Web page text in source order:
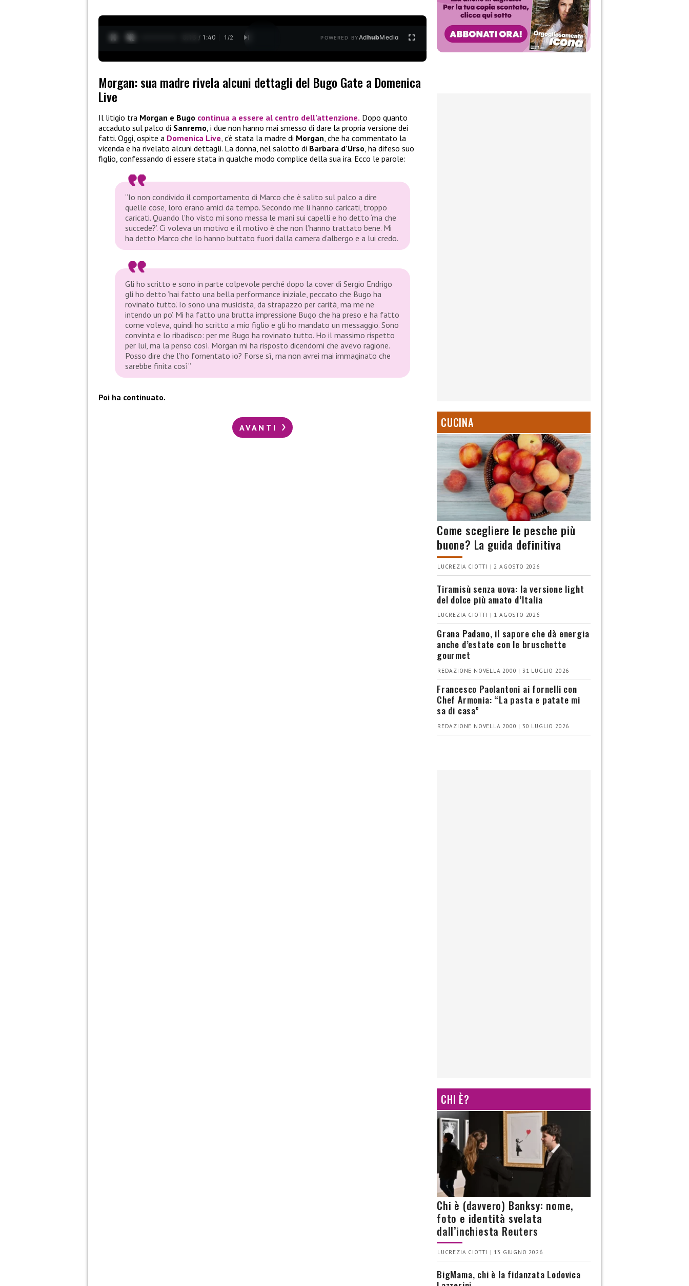
0:14 / 1:40 1 /2 POWERED BYAdhubMedia
Morgan: sua madre rivela alcuni dettagli del Bugo Gate a Domenica
Live
Il litigio tra Morgan e Bugo continua a essere al centro dell’attenzione. Dopo quanto
accaduto sul palco di Sanremo, i due non hanno mai smesso di dare la propria versione dei
fatti. Oggi, ospite a Domenica Live, c’è stata la madre di Morgan, che ha commentato la
vicenda e ha rivelato alcuni dettagli. La donna, nel salotto di Barbara d’Urso, ha difeso suo
figlio, confessando di essere stata in qualche modo complice della sua ira. Ecco le parole:
“Io non condivido il comportamento di Marco che è salito sul palco a dire
quelle cose, loro erano amici da tempo. Secondo me li hanno caricati, troppo
caricati. Quando l’ho visto mi sono messa le mani sui capelli e ho detto ‘ma che
succede?’. Ci voleva un motivo e il motivo è che non l’hanno trattato bene. Mi
ha detto Marco che lo hanno buttato fuori dalla camera d’albergo e a lui credo.
Gli ho scritto e sono in parte colpevole perché dopo la cover di Sergio Endrigo
gli ho detto ‘hai fatto una bella performance iniziale, peccato che Bugo ha
rovinato tutto’. Io sono una musicista, da strapazzo per carità, ma me ne
intendo un po’. Mi ha fatto una brutta impressione Bugo che ha preso e ha fatto
come voleva, quindi ho scritto a mio figlio e gli ho mandato un messaggio. Sono
convinta e lo ribadisco: per me Bugo ha rovinato tutto. Ho il massimo rispetto
per lui, ma la penso così. Morgan mi ha risposto dicendomi che avevo ragione.
Posso dire che l’ho fomentato io? Forse sì, ma non avrei mai immaginato che
sarebbe finita così”
Poi ha continuato.
AVANTI CUCINA
Come scegliere le pesche più
buone? La guida definitiva
LUCREZIA CIOTTI | 2 AGOSTO 2026
Tiramisù senza uova: la versione light
del dolce più amato d’Italia
LUCREZIA CIOTTI | 1 AGOSTO 2026
Grana Padano, il sapore che dà energia
anche d’estate con le bruschette
gourmet
REDAZIONE NOVELLA 2000 | 31 LUGLIO 2026
Francesco Paolantoni ai fornelli con
Chef Armonia: “La pasta e patate mi
sa di casa”
REDAZIONE NOVELLA 2000 | 30 LUGLIO 2026
CHI È?
Chi è (davvero) Banksy: nome,
foto e identità svelata
dall’inchiesta Reuters
LUCREZIA CIOTTI | 13 GIUGNO 2026
BigMama, chi è la fidanzata Lodovica